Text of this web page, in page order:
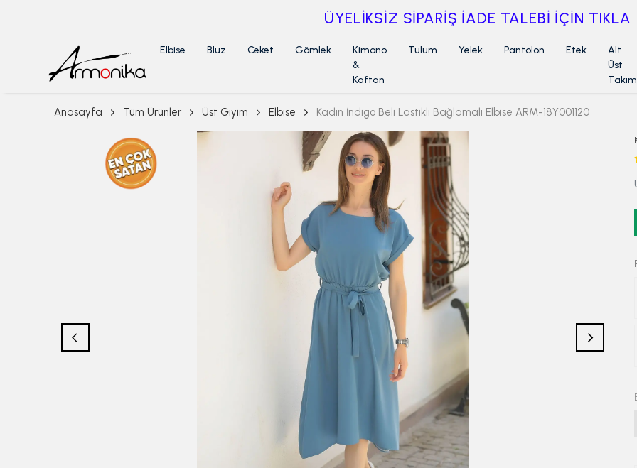
ÜYELİKSİZ SİPARİŞ İADE TALEBİ İÇİN TIKLA
Elbise Bluz Ceket Gömlek
Kimono
&
Kaftan
Tulum Yelek Pantolon Etek
Alt
Üst
Takım
Anasayfa Tüm Ürünler Üst Giyim Elbise Kadın İndigo Beli Lastikli Bağlamalı Elbise ARM-18Y001120